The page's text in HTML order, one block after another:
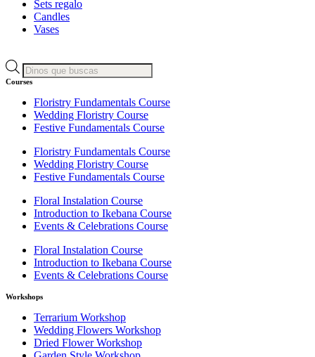
Sets regalo
Candles
Vases
Búsqueda
de
Courses
Floristry Fundamentals Course
Wedding Floristry Course
Festive Fundamentals Course
Floristry Fundamentals Course
Wedding Floristry Course
Festive Fundamentals Course
Floral Instalation Course
Introduction to Ikebana Course
Events & Celebrations Course
Floral Instalation Course
Introduction to Ikebana Course
Events & Celebrations Course
Workshops
Terrarium Workshop
Wedding Flowers Workshop
Dried Flower Workshop